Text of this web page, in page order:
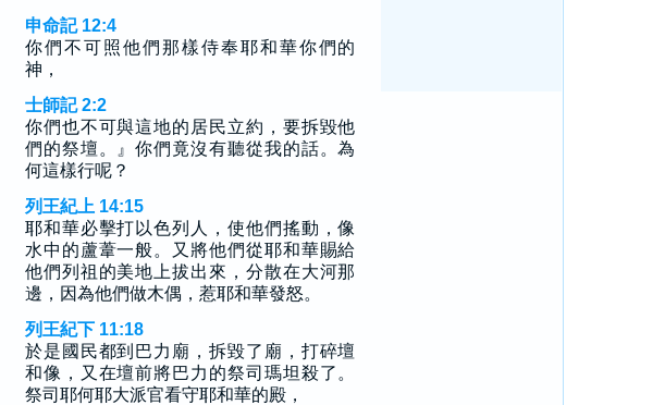
申命記 12:4
你們不可照他們那樣侍奉耶和華你們的
神，
士師記 2:2
你們也不可與這地的居民立約，要拆毀他
們的祭壇。』你們竟沒有聽從我的話。為
何這樣行呢？
列王紀上 14:15
耶和華必擊打以色列人，使他們搖動，像
水中的蘆葦一般。又將他們從耶和華賜給
他們列祖的美地上拔出來，分散在大河那
邊，因為他們做木偶，惹耶和華發怒。
列王紀下 11:18
於是國民都到巴力廟，拆毀了廟，打碎壇
和像，又在壇前將巴力的祭司瑪坦殺了。
祭司耶何耶大派官看守耶和華的殿，